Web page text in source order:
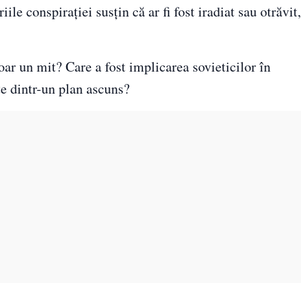
conspirației susțin că ar fi fost iradiat sau otrăvit,
un mit? Care a fost implicarea sovieticilor în
dintr-un plan ascuns?